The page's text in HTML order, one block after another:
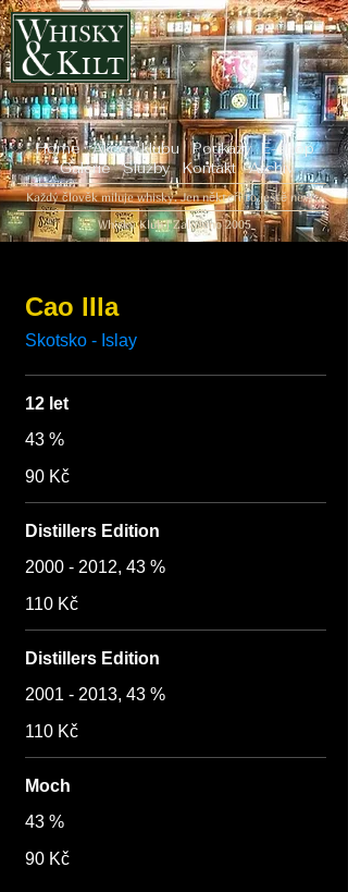
Home Akce v klubuPoukazyE-shop
Galerie
Služby Kontakt Archiv
Každý člověk miluje whisky. Jen někteří to ještě neví...
Whisky Klub | Založeno 2005
Cao lIla
12 let
43 %
90 Kč
Distillers Edition
2000 - 2012, 43 %
110 Kč
Distillers Edition
2001 - 2013, 43 %
110 Kč
Moch
43 %
90 Kč